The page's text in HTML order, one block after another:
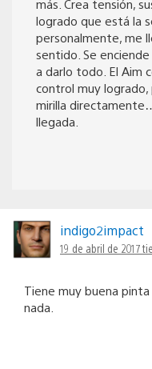
más. Crea tensión,
logrado que está la
personalmente, me
sentido. Se
a darlo todo. El Aim
control muy
mirilla
llegada.
indigo2impact
19 de abril de 2017
Tiene muy buena
nada.